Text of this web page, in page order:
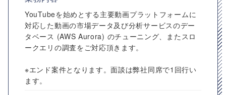
YouTubeを始めとする主要動画プラットフォームに
対応した動画の市場データ及び分析サービスのデー
タベース (AWS Aurora) のチューニング、またスロ
ークエリの調査をご対応頂きます。
※エンド案件となります。面談は弊社同席で1回行い
ます。